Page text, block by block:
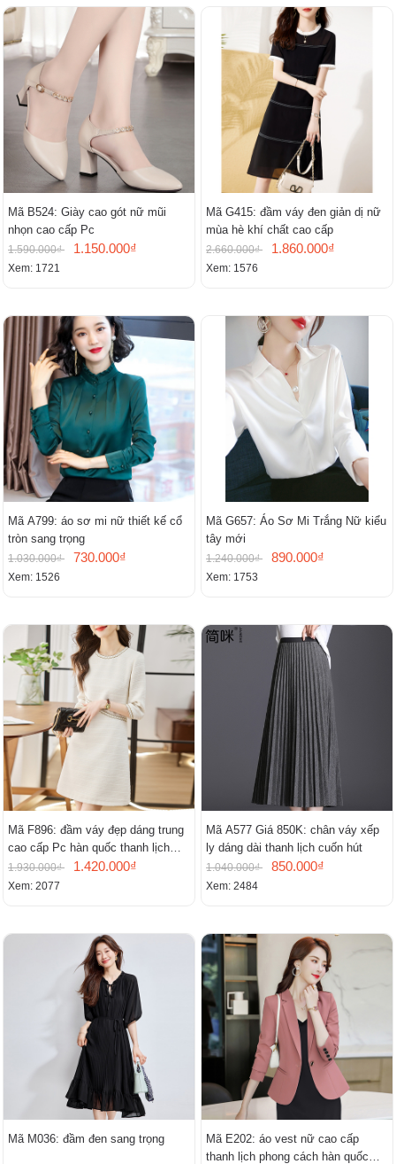
Mã B524: Giày cao gót nữ mũi
nhọn cao cấp Pc
1.590.000₫ 1.150.000₫
Xem: 1721
Mã G415: đầm váy đen giản dị nữ
mùa hè khí chất cao cấp
2.660.000₫ 1.860.000₫
Xem: 1576
Mã A799: áo sơ mi nữ thiết kế cổ
tròn sang trọng
1.030.000₫ 730.000₫
Xem: 1526
Mã G657: Áo Sơ Mi Trắng Nữ kiểu
tây mới
1.240.000₫ 890.000₫
Xem: 1753
Mã F896: đầm váy đẹp dáng trung
cao cấp Pc hàn quốc thanh lịch
mới
1.930.000₫ 1.420.000₫
Xem: 2077
Mã A577 Giá 850K: chân váy xếp
ly dáng dài thanh lịch cuốn hút
1.040.000₫ 850.000₫
Xem: 2484
Mã M036: đầm đen sang trọng
Mã E202: áo vest nữ cao cấp
thanh lịch phong cách hàn quốc